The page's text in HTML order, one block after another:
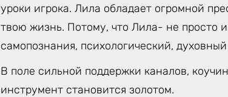
уроки игрока. Лила обладает огромной
твою жизнь. Потому, что Лила- не просто
самопознания, психологический,
В поле сильной поддержки каналов,
инструмент становится золотом.